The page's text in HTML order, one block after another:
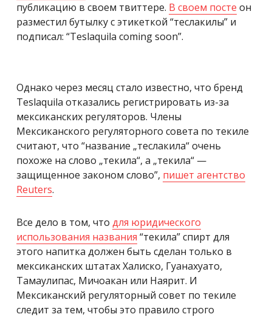
публикацию в своем твиттере. В своем посте он
разместил бутылку с этикеткой “теслакилы” и
подписал: “Teslaquila coming soon”.
Однако через месяц стало известно, что бренд
Teslaquila отказались регистрировать из-за
мексиканских регуляторов. Члены
Мексиканского регуляторного совета по текиле
считают, что “название „теслакила“ очень
похоже на слово „текила“, а „текила“ —
защищенное законом слово”, пишет агентство
Reuters.
Все дело в том, что для юридического
использования названия “текила” спирт для
этого напитка должен быть сделан только в
мексиканских штатах Халиско, Гуанахуато,
Тамаулипас, Мичоакан или Наярит. И
Мексиканский регуляторный совет по текиле
следит за тем, чтобы это правило строго